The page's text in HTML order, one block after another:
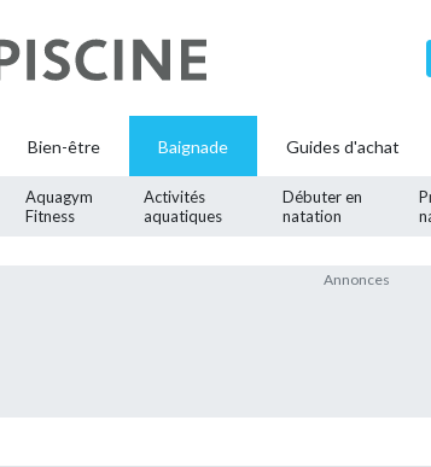
Bien-être Baignade
Aquagym
Fitness
Activités
aquatiques
Débuter en
natation
Guides d'achat